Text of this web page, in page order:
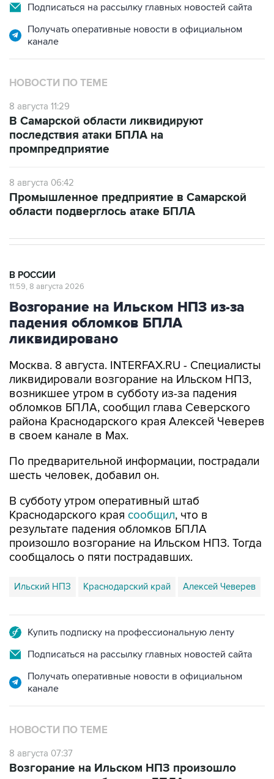
Подписаться на рассылку главных новостей сайта
Получать оперативные новости в официальном
канале
НОВОСТИ ПО ТЕМЕ
8 августа 11:29
В Самарской области ликвидируют
последствия атаки БПЛА на
промпредприятие
8 августа 06:42
Промышленное предприятие в Самарской
области подверглось атаке БПЛА
В РОССИИ
11:59, 8 августа 2026
Возгорание на Ильском НПЗ из-за
падения обломков БПЛА
ликвидировано
Москва. 8 августа. INTERFAX.RU - Специалисты
ликвидировали возгорание на Ильском НПЗ,
возникшее утром в субботу из-за падения
обломков БПЛА, сообщил глава Северского
района Краснодарского края Алексей Чеверев
в своем канале в Max.
По предварительной информации, пострадали
шесть человек, добавил он.
В субботу утром оперативный штаб
Краснодарского края сообщил, что в
результате падения обломков БПЛА
произошло возгорание на Ильском НПЗ. Тогда
сообщалось о пяти пострадавших.
Ильский НПЗ Краснодарский край Алексей Чеверев
Купить подписку на профессиональную ленту
Подписаться на рассылку главных новостей сайта
Получать оперативные новости в официальном
канале
НОВОСТИ ПО ТЕМЕ
8 августа 07:37
Возгорание на Ильском НПЗ произошло